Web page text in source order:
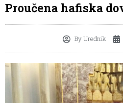
Proučena hafiska
ByUrednik